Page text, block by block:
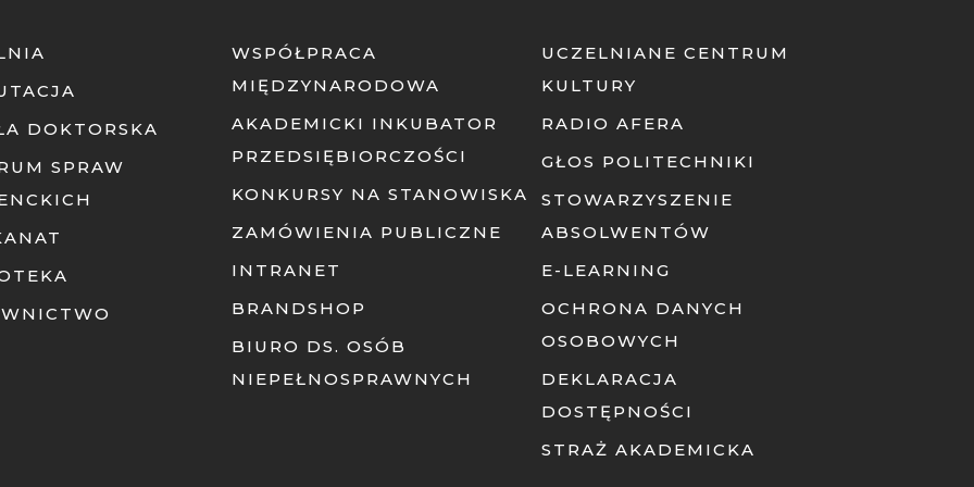
DOKTORSKA
SPRAW
WSPÓŁPRACA
MIĘDZYNARODOWA
AKADEMICKI INKUBATOR
PRZEDSIĘBIORCZOŚCI
KONKURSY NA STANOWISKA
ZAMÓWIENIA PUBLICZNE
INTRANET
BRANDSHOP
BIURO DS. OSÓB
NIEPEŁNOSPRAWNYCH
UCZELNIANE CENTRUM
KULTURY
RADIO AFERA
GŁOS POLITECHNIKI
STOWARZYSZENIE
ABSOLWENTÓW
E-LEARNING
OCHRONA DANYCH
OSOBOWYCH
DEKLARACJA
DOSTĘPNOŚCI
STRAŻ AKADEMICKA